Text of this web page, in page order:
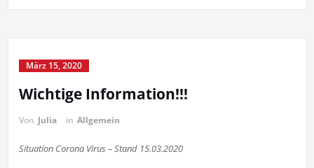
März 15, 2020
Wichtige Information!!!
Von Julia in Allgemein
Situation Corona Virus – Stand 15.03.2020